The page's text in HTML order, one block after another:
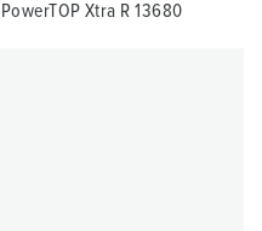
Xtra R 13680